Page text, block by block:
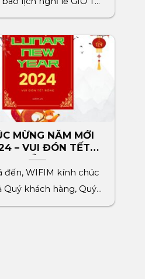
VƯƠNG đến[...]
MỪNG NĂM MỚI
– VUI ĐÓN TẾT
RỒNG
đến, WIFIM kính chúc
Quý khách hàng, Quý
đối tác, toàn[...]